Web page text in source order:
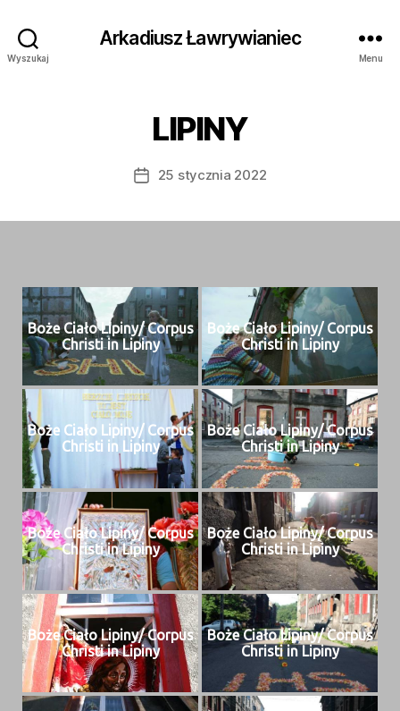
Wyszukaj
Arkadiusz Ławrywianiec
Menu
LIPINY
Data25 stycznia 2022
Boże Ciało Lipiny/ Cor­pus
Christi in Lipiny
Boże Ciało Lipiny/ Cor­pus
Christi in Lipiny
Boże Ciało Lipiny/ Cor­pus
Christi in Lipiny
Boże Ciało Lipiny/ Cor­pus
Christi in Lipiny
Boże Ciało Lipiny/ Cor­pus
Christi in Lipiny
Boże Ciało Lipiny/ Cor­pus
Christi in Lipiny
Boże Ciało Lipiny/ Cor­pus
Christi in Lipiny
Boże Ciało Lipiny/ Cor­pus
Christi in Lipiny